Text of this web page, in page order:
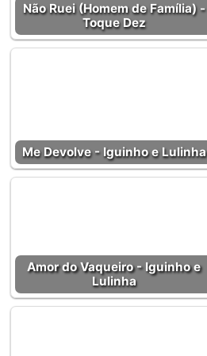
Não Ruei (Homem de Família) -
Toque Dez
Me Devolve - Iguinho e Lulinha
Amor do Vaqueiro - Iguinho e
Lulinha